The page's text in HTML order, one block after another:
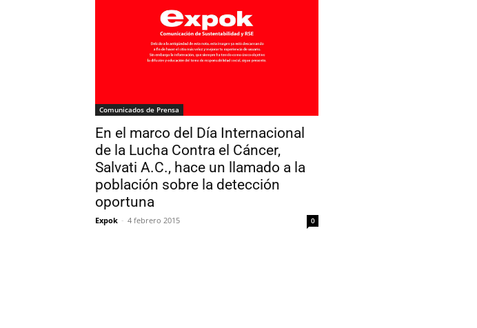
Comunicados de Prensa
En el marco del Día Internacional
de la Lucha Contra el Cáncer,
Salvati A.C., hace un llamado a la
población sobre la detección
oportuna
Expok - 4 febrero 2015 0